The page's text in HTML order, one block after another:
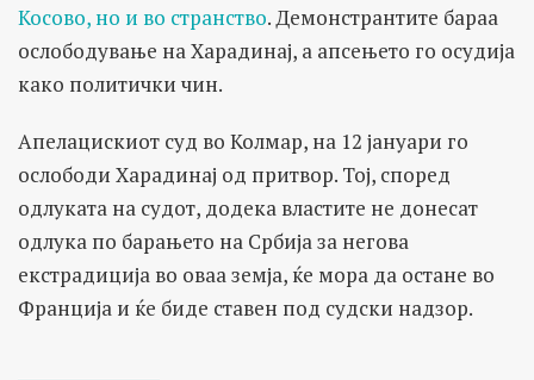
Косово, но и во странство. Демонстрантите бараа
ослободување на Харадинај, а апсењето го осудија
како политички чин.
Апелацискиот суд во Колмар, на 12 јануари го
ослободи Харадинај од притвор. Тој, според
одлуката на судот, додека властите не донесат
одлука по барањето на Србија за негова
екстрадиција во оваа земја, ќе мора да остане во
Франција и ќе биде ставен под судски надзор.